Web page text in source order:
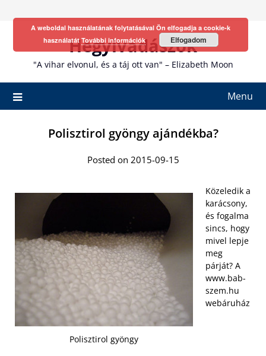
Hegyivadászok
"A vihar elvonul, és a táj ott van" – Elizabeth Moon
Menu
Polisztirol gyöngy ajándékba?
Posted on 2015-09-15
Polisztirol gyöngy
Közeledik a
karácsony,
és fogalma
sincs, hogy
mivel lepje
meg
párját? A
www.bab-
szem.hu
webáruház
A weboldal használatának folytatásával Ön elfogadja a cookie-k
használatátTovábbi információk Elfogadom